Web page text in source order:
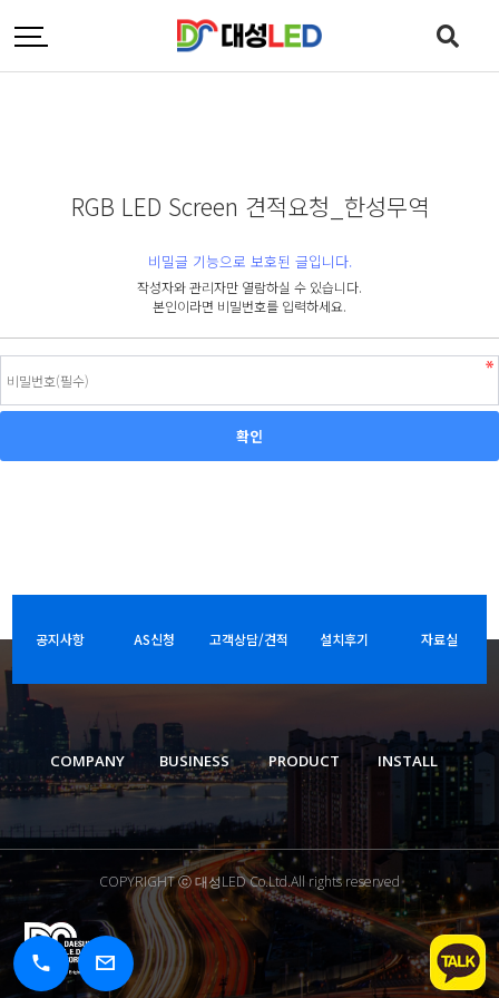
RGB LED Screen 견적요청_한성무역
비밀글 기능으로 보호된 글입니다.
작성자와 관리자만 열람하실 수 있습니다.
본인이라면 비밀번호를 입력하세요.
공지사항 AS신청 고객상담/견적 설치후기 자료실
COMPANY BUSINESS PRODUCT INSTALL
COPYRIGHT ⓒ 대성LED Co.Ltd.All rights reserved